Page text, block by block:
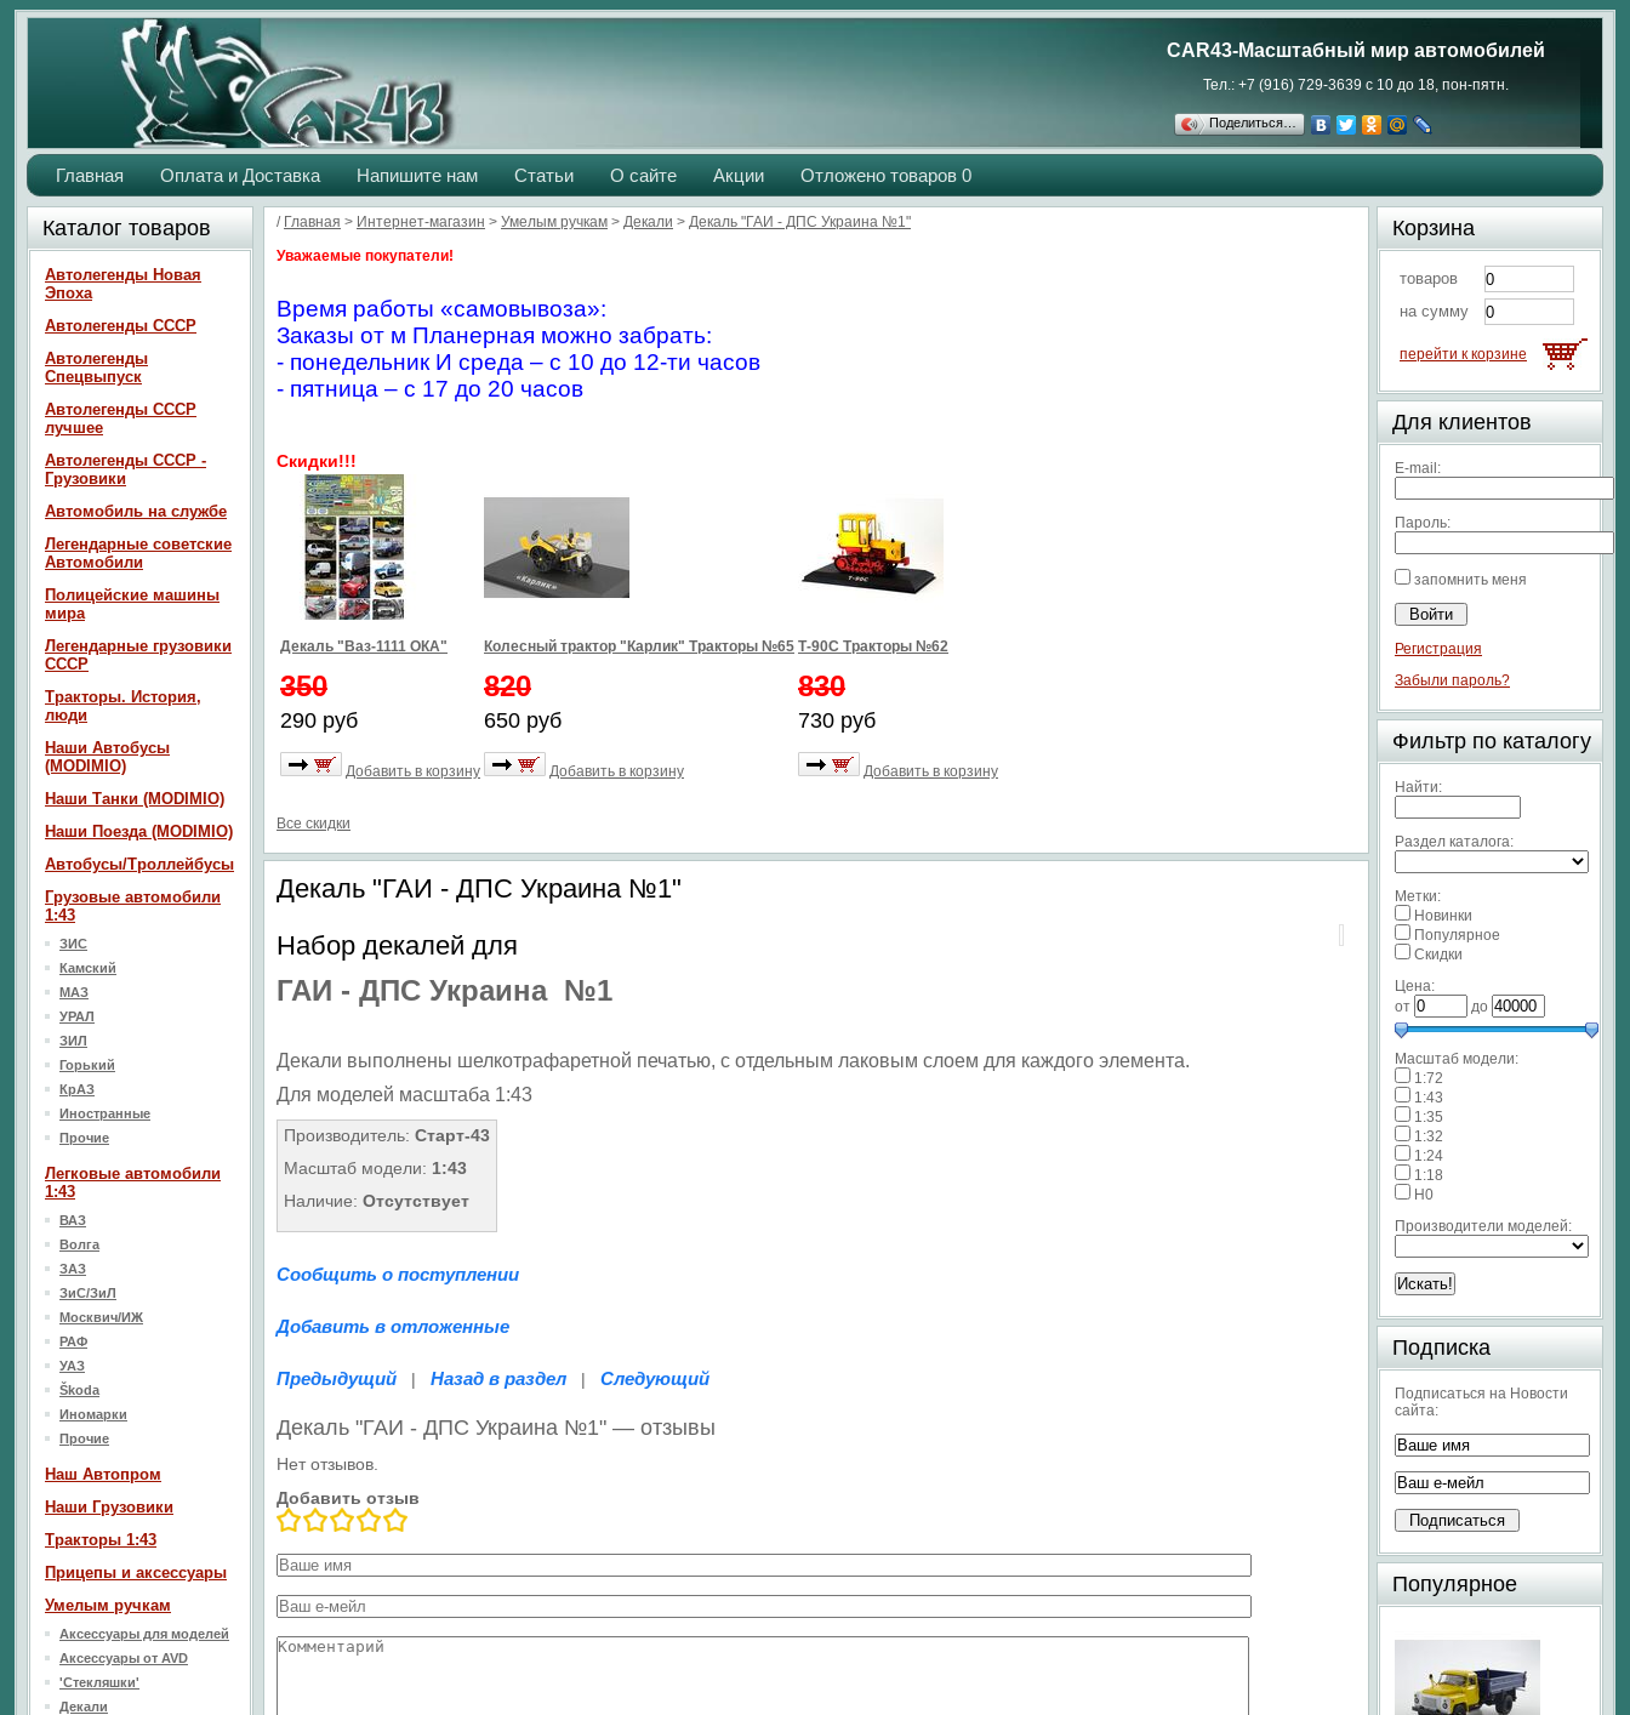
CAR43-Масштабный мир автомобилей
Тел.: +7 (916) 729-3639 с 10 до 18, пон-пятн.
Поделиться…
Главная Оплата и Доставка Напишите нам Статьи О сайте Акции Отложено товаров 0
/ Главная > Интернет-магазин > Умелым ручкам > Декали > Декаль "ГАИ - ДПС Украина №1"
Уважаемые покупатели!
Время работы «самовывоза»:
Заказы от м Планерная можно забрать:
- понедельник И среда – с 10 до 12-ти часов
- пятница – с 17 до 20 часов
Скидки!!!
Декаль "Ваз-1111 ОКА"
350
290 руб
Добавить в корзину
Колесный трактор "Карлик" Тракторы №65
820
650 руб
Добавить в корзину
Т-90С Тракторы №62
830
730 руб
Добавить в корзину
Все скидки
Декаль "ГАИ - ДПС Украина №1"
Набор декалей для
ГАИ - ДПС Украина №1
Декали выполнены шелкотрафаретной печатью, с отдельным лаковым слоем для каждого элемента.
Для моделей масштаба 1:43
Производитель: Старт-43
Масштаб модели: 1:43
Наличие: Отсутствует
Сообщить о поступлении
Добавить в отложенные
Предыдущий | Назад в раздел | Следующий
Декаль "ГАИ - ДПС Украина №1" — отзывы
Нет отзывов.
Добавить отзыв
Каталог товаров
Автолегенды Новая
Эпоха
Автолегенды СССР
Автолегенды
Спецвыпуск
Автолегенды СССР
лучшее
Автолегенды СССР -
Грузовики
Автомобиль на службе
Легендарные советские
Автомобили
Полицейские машины
мира
Легендарные грузовики
СССР
Тракторы. История,
люди
Наши Автобусы
(MODIMIO)
Наши Танки (MODIMIO)
Наши Поезда (MODIMIO)
Автобусы/Троллейбусы
Грузовые автомобили
1:43
ЗИС
Камский
МАЗ
УРАЛ
ЗИЛ
Горький
КрАЗ
Иностранные
Прочие
Легковые автомобили
1:43
ВАЗ
Волга
ЗАЗ
ЗиС/ЗиЛ
Москвич/ИЖ
РАФ
УАЗ
Škoda
Иномарки
Прочие
Наш Aвтопром
Наши Грузовики
Тракторы 1:43
Прицепы и аксессуары
Умелым ручкам
Аксессуары для моделей
Аксессуары от AVD
'Стекляшки'
Декали
Корзина
товаров
на сумму
перейти к корзине
Для клиентов
E-mail:
Пароль:
запомнить меня
Регистрация
Забыли пароль?
Фильтр по каталогу
Найти:
Раздел каталога:
Метки:
Новинки
Популярное
Скидки
Цена:
от
до
Масштаб модели:
1:72
1:43
1:35
1:32
1:24
1:18
H0
Производители моделей:
Подписка
Подписаться на Новости
сайта:
Популярное